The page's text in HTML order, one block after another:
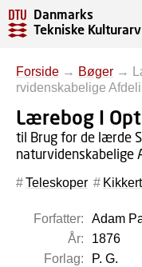
Danmarks
Tekniske Kulturarv
Forside → Bøger →
rvidenskabelige
Lærebog I
til Brug for de lærde
naturvidenskabelige
Teleskoper
Forfatter:
Adam
År:
1876
Forlag:
P. G.